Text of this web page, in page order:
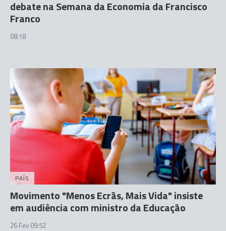
debate na Semana da Economia da Francisco
Franco
08:18
PAÍS
Movimento "Menos Ecrãs, Mais Vida" insiste
em audiência com ministro da Educação
26 Fev 09:52